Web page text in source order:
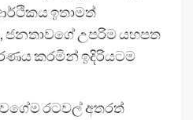
ඉතාමත්
උපරිම යහපත
කරමින් ඉදිරියටම
රටවල් අතරත්